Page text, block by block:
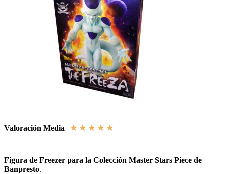
Valoración Media ★ ★ ★ ★ ★
Figura de Freezer para la Colección Master Stars Piece de
Banpresto.